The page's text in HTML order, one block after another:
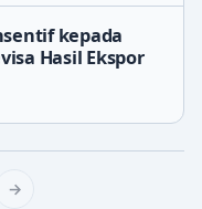
kepada
Hasil Ekspor
→